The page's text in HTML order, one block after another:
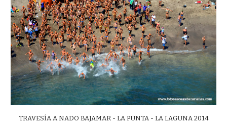
TRAVESÍA A NADO BAJAMAR - LA PUNTA - LA LAGUNA 2014